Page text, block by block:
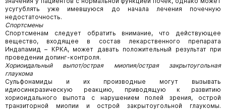
усугублять уже имевшуюся до начала лечения почечную
недостаточность.
Спортсмены
Спортсменам следует обратить внимание, что действующее
вещество, входящее в состав лекарственного препарата
Индапамид – КРКА, может давать положительный результат при
проведении допинг-контроля.
Хориоидальный выпот/oстрая миопия/острая закрытоугольная
глаукома
Сульфонамиды и их производные могут вызывать
идиосинкразическую реакцию, приводящую к развитию
хориоидального выпота с нарушением полей зрения, острой
транзиторной миопии и острой закрытоугольной глаукомы.